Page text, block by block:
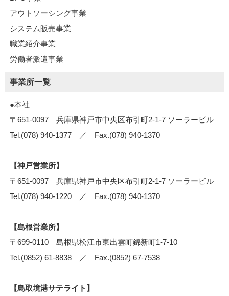
アウトソーシング事業
システム販売事業
職業紹介事業
労働者派遣事業
事業所一覧
●本社
〒651-0097 兵庫県神戸市中央区布引町2-1-7 ソーラービル
Tel.(078) 940-1377 ／ Fax.(078) 940-1370
【神戸営業所】
〒651-0097 兵庫県神戸市中央区布引町2-1-7 ソーラービル
Tel.(078) 940-1220 ／ Fax.(078) 940-1370
【島根営業所】
〒699-0110 島根県松江市東出雲町錦新町1-7-10
Tel.(0852) 61-8838 ／ Fax.(0852) 67-7538
【鳥取境港サテライト】